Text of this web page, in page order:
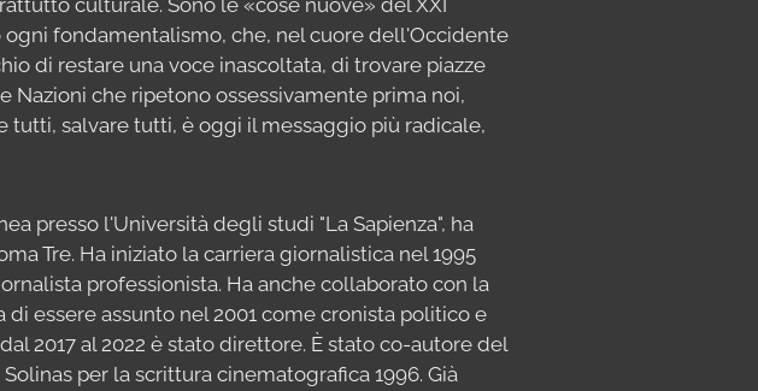
culturale. Sono le «cose nuove» del XXI
fondamentalismo, che, nel cuore dell'Occidente
di restare una voce inascoltata, di trovare piazze
che ripetono ossessivamente prima noi,
salvare tutti, è oggi il messaggio più radicale,
presso l'Università degli studi "La Sapienza", ha
Tre. Ha iniziato la carriera giornalistica nel 1995
professionista. Ha anche collaborato con la
essere assunto nel 2001 come cronista politico e
2017 al 2022 è stato direttore. È stato co-autore del
per la scrittura cinematografica 1996. Già